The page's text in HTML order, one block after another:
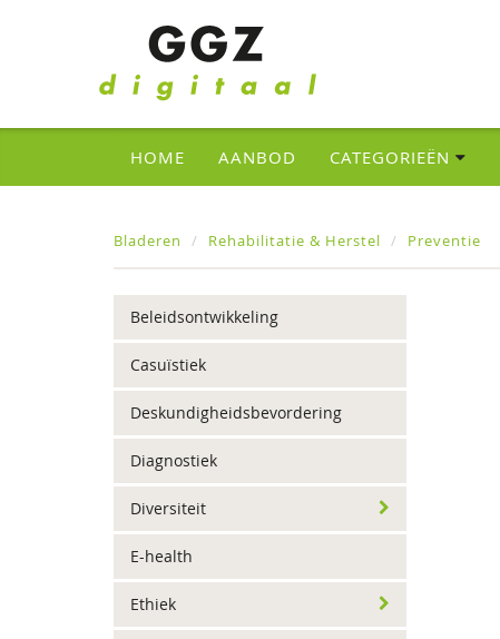
HOME AANBOD CATEGORIEËN
Bladeren Rehabilitatie & Herstel Preventie
Beleidsontwikkeling
Casuïstiek
Deskundigheidsbevordering
Diagnostiek
Diversiteit
E-health
Ethiek